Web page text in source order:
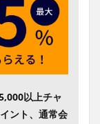
以上チャ
ント、通常会